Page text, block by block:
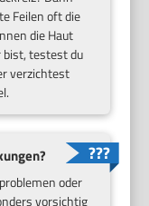
Feilen oft die
die Haut
bist, testest du
verzichtest
oder
vorsichtig